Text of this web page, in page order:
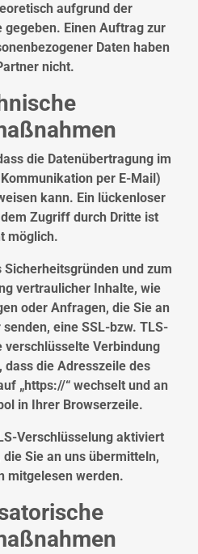
aufgrund der
Einen Auftrag zur
Daten haben
nicht.
die Datenübertragung im
per E-Mail)
kann. Ein lückenloser
Zugriff durch Dritte ist
möglich.
Sicherheitsgründen und zum
vertraulicher Inhalte, wie
oder Anfragen, die Sie an
eine SSL-bzw. TLS-
verschlüsselte Verbindung
dass die Adresszeile des
„https://“ wechselt und an
in Ihrer Browserzeile.
Verschlüsselung aktiviert
Sie an uns übermitteln,
mitgelesen werden.